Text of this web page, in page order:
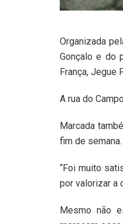
Organizada
Gonçalo e do
França, Jegue
A rua do
Marcada
fim de semana.
“Foi muito
por valorizar a
Mesmo não